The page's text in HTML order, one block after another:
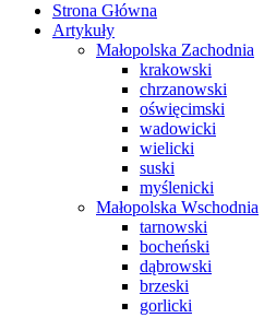
Strona Główna
Artykuły
Małopolska Zachodnia
krakowski
chrzanowski
oświęcimski
wadowicki
wielicki
suski
myślenicki
Małopolska Wschodnia
tarnowski
bocheński
dąbrowski
brzeski
gorlicki